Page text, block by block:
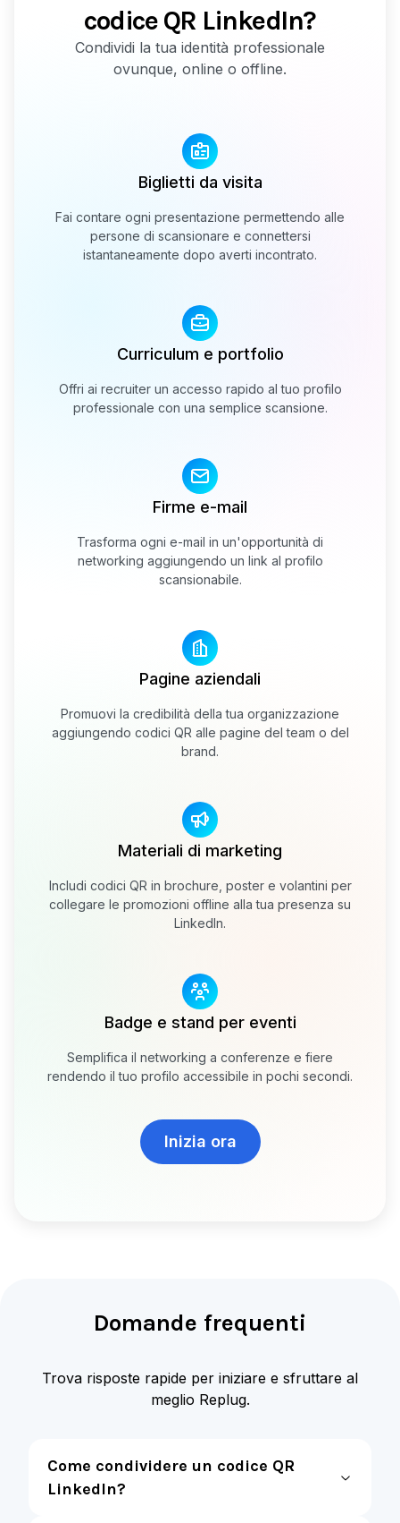
codice QR LinkedIn?
Condividi la tua identità professionale
ovunque, online o offline.
Biglietti da visita
Fai contare ogni presentazione permettendo alle
persone di scansionare e connettersi
istantaneamente dopo averti incontrato.
Curriculum e portfolio
Offri ai recruiter un accesso rapido al tuo profilo
professionale con una semplice scansione.
Firme e-mail
Trasforma ogni e-mail in un'opportunità di
networking aggiungendo un link al profilo
scansionabile.
Pagine aziendali
Promuovi la credibilità della tua organizzazione
aggiungendo codici QR alle pagine del team o del
brand.
Materiali di marketing
Includi codici QR in brochure, poster e volantini per
collegare le promozioni offline alla tua presenza su
LinkedIn.
Badge e stand per eventi
Semplifica il networking a conferenze e fiere
rendendo il tuo profilo accessibile in pochi secondi.
Inizia ora
Domande frequenti
Trova risposte rapide per iniziare e sfruttare al
meglio Replug.
Come condividere un codice QR
LinkedIn?